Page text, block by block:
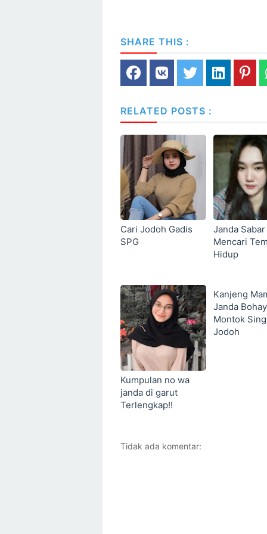
SHARE THIS :
RELATED POSTS :
Cari Jodoh Gadis
SPG
Janda Sabar
Mencari
Hidup
Kumpulan no wa
janda di garut
Terlengkap!!
Kanjeng
Janda Bohay
Montok
Jodoh
Tidak ada komentar: